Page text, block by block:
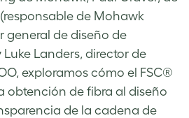
(responsable de Mohawk
general de diseño de
Landers, director de
exploramos cómo el FSC®
obtención de fibra al diseño
de la cadena de